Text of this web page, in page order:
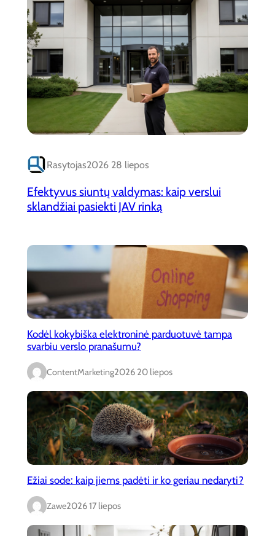
Rasytojas2026 28 liepos
Efektyvus siuntų valdymas: kaip verslui
sklandžiai pasiekti JAV rinką
Kodėl kokybiška elektroninė parduotuvė tampa
svarbiu verslo pranašumu?
ContentMarketing2026 20 liepos
Ežiai sode: kaip jiems padėti ir ko geriau nedaryti?
Zawe2026 17 liepos